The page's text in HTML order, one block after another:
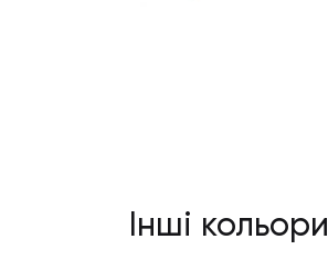
Інші кольори